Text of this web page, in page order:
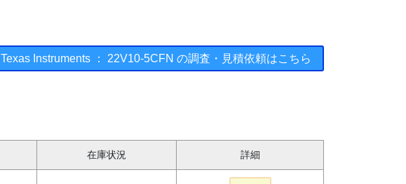
Texas Instruments ： 22V10-5CFN の調査・見積依頼はこちら
在庫状況 詳細